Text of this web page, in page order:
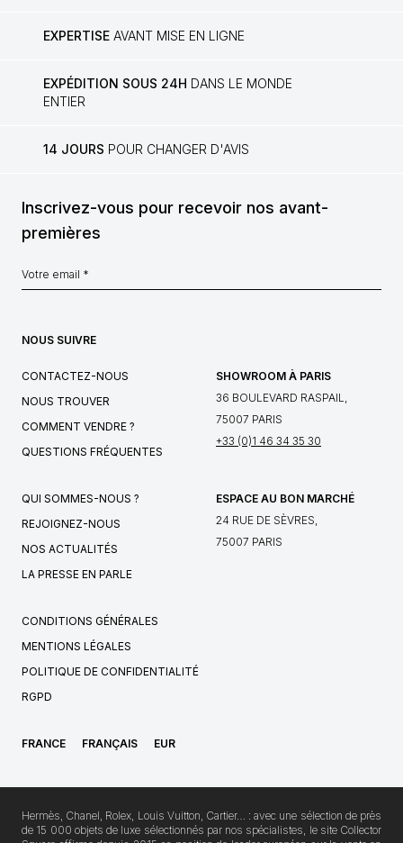
EXPERTISE AVANT MISE EN LIGNE
EXPÉDITION SOUS 24H DANS LE MONDE
ENTIER
14 JOURS POUR CHANGER D'AVIS
Inscrivez-vous pour recevoir nos avant-
premières
NOUS SUIVRE
CONTACTEZ-NOUS
NOUS TROUVER
COMMENT VENDRE ?
QUESTIONS FRÉQUENTES
SHOWROOM À PARIS
36 BOULEVARD RASPAIL,
75007 PARIS
+33 (0)1 46 34 35 30
QUI SOMMES-NOUS ?
REJOIGNEZ-NOUS
NOS ACTUALITÉS
LA PRESSE EN PARLE
ESPACE AU BON MARCHÉ
24 RUE DE SÈVRES,
75007 PARIS
CONDITIONS GÉNÉRALES
MENTIONS LÉGALES
POLITIQUE DE CONFIDENTIALITÉ
RGPD
FRANCE FRANÇAIS EUR
Hermès, Chanel, Rolex, Louis Vuitton, Cartier… : avec une sélection de près
de 15 000 objets de luxe sélectionnés par nos spécialistes, le site Collector